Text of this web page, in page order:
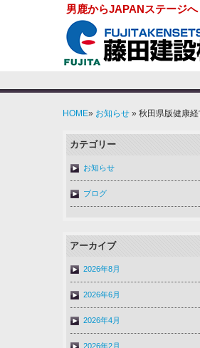
男鹿からJAPANステージへ
HOME» お知らせ » 秋田県版健康
カテゴリー
お知らせ
ブログ
アーカイブ
2026年8月
2026年6月
2026年4月
2026年2月